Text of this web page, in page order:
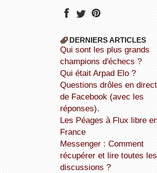
DERNIERS ARTICLES
Qui sont les plus grands
champions d'échecs ?
Qui était Arpad Elo ?
Questions drôles en direct
de Facebook (avec les
réponses).
Les Péages à Flux libre en
France
Messenger : Comment
récupérer et lire toutes les
discussions ?